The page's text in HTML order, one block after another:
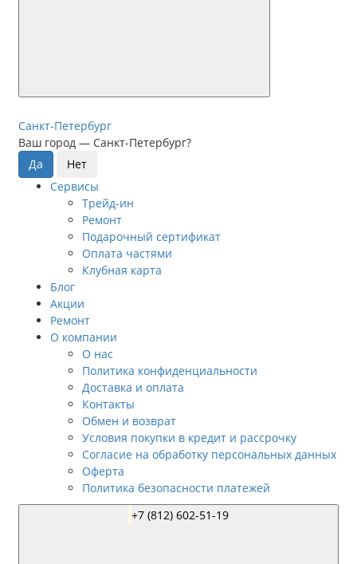
Санкт-Петербург
Ваш город — Санкт-Петербург?
Сервисы
Трейд-ин
Ремонт
Подарочный сертификат
Оплата частями
Клубная карта
Блог
Акции
Ремонт
О компании
О нас
Политика конфиденциальности
Доставка и оплата
Контакты
Обмен и возврат
Условия покупки в кредит и рассрочку
Согласие на обработку персональных данных
Оферта
Политика безопасности платежей